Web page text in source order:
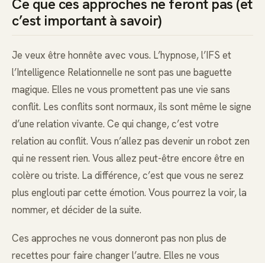
Ce que ces approches ne feront pas (et
c’est important à savoir)
Je veux être honnête avec vous. L’hypnose, l’IFS et
l’Intelligence Relationnelle ne sont pas une baguette
magique. Elles ne vous promettent pas une vie sans
conflit. Les conflits sont normaux, ils sont même le signe
d’une relation vivante. Ce qui change, c’est votre
relation au conflit. Vous n’allez pas devenir un robot zen
qui ne ressent rien. Vous allez peut-être encore être en
colère ou triste. La différence, c’est que vous ne serez
plus englouti par cette émotion. Vous pourrez la voir, la
nommer, et décider de la suite.
Ces approches ne vous donneront pas non plus de
recettes pour faire changer l’autre. Elles ne vous